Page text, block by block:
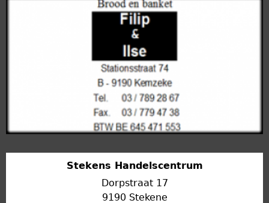
Stekens Handelscentrum
Dorpstraat 17
9190 Stekene